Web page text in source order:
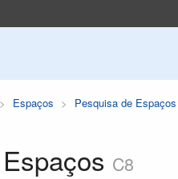
Espaços Pesquisa de Espaços
C8